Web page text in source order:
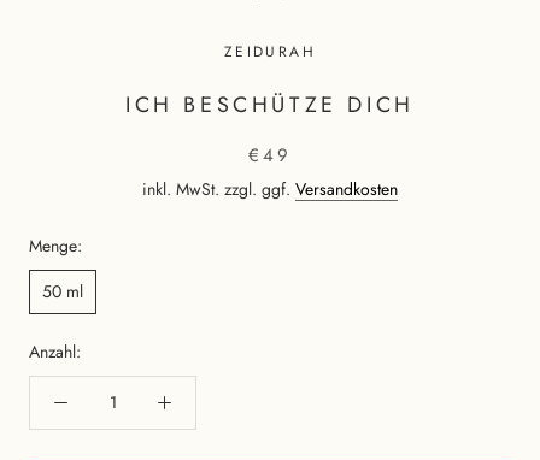
ZEIDURAH
ICH BESCHÜTZE DICH
€49
inkl. MwSt. zzgl. ggf. Versandkosten
Menge:
50 ml
Anzahl: